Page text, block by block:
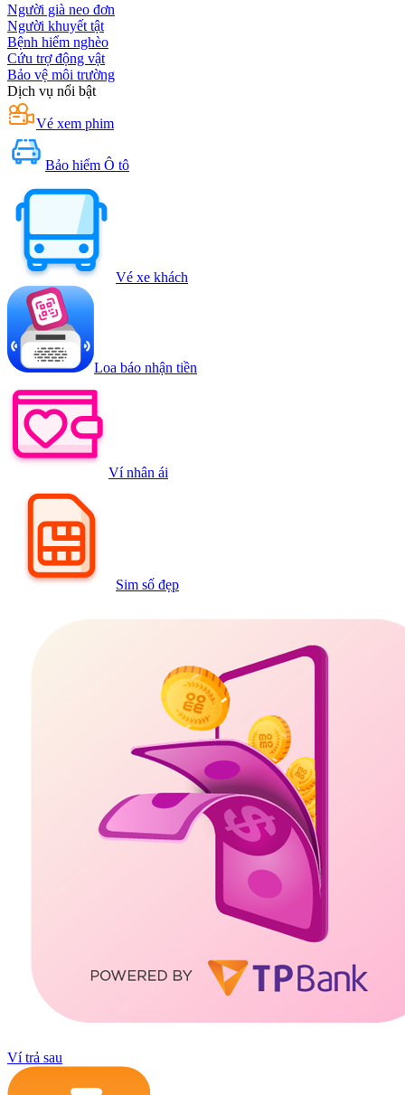
Người già neo đơn
Người khuyết tật
Bệnh hiểm nghèo
Cứu trợ động vật
Bảo vệ môi trường
Dịch vụ nổi bật
Vé xem phim
Bảo hiểm Ô tô
Vé xe khách
Loa báo nhận tiền
Ví nhân ái
Sim số đẹp
Ví trả sau